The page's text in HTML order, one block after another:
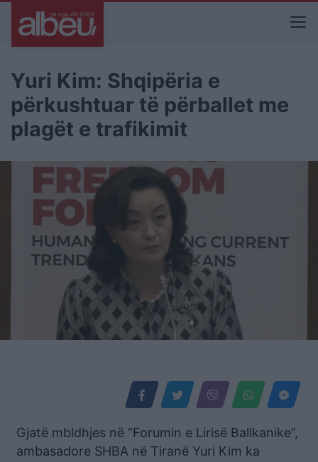
Yuri Kim: Shqipëria e
përkushtuar të përballet me
plagët e trafikimit
Gjatë mbldhjes në “Forumin e Lirisë Ballkanike”,
ambasadore SHBA në Tiranë Yuri Kim ka